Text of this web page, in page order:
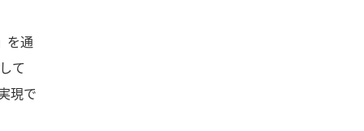
を通
て
現で